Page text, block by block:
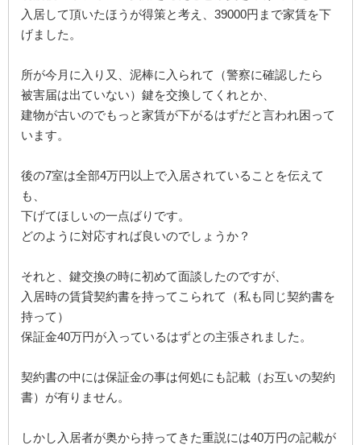
入居して頂いたほうが得策と考え、39000円まで家賃を下
げました。
所が今月に入り又、泥棒に入られて（警察に確認したら
被害届は出ていない）鍵を交換してくれとか、
建物が古いのでもっと家賃が下がるはずだと言われ困って
います。
後の7室は全部4万円以上で入居されていることを伝えて
も、
下げてほしいの一点ばりです。
どのように対応すれば良いのでしょうか？
それと、鍵交換の時に初めて面談したのですが、
入居時の賃貸契約書を持ってこられて（私も同じ契約書を
持って）
保証金40万円が入っているはずとの主張されました。
契約書の中には保証金の事は何処にも記載（お互いの契約
書）が有りません。
しかし入居者が奥から持ってきた重説には40万円の記載が